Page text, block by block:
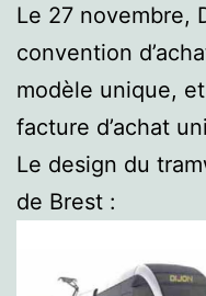
Le 27 novembre,
convention
modèle unique,
facture d’achat
Le design du
de Brest :